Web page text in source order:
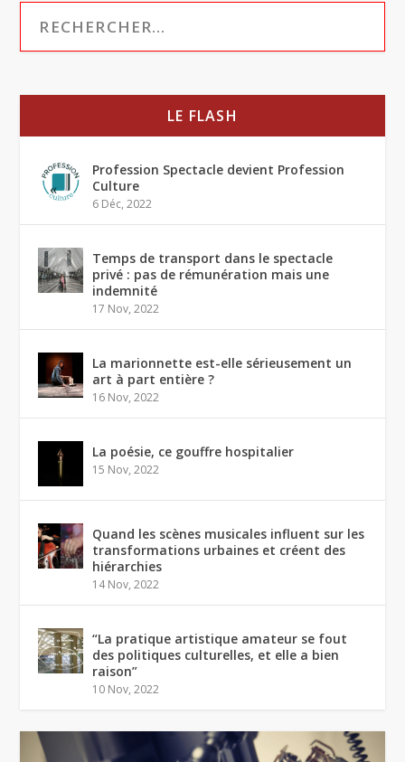
LE FLASH
Profession Spectacle devient Profession
Culture
6 Déc, 2022
Temps de transport dans le spectacle
privé : pas de rémunération mais une
indemnité
17 Nov, 2022
La marionnette est-elle sérieusement un
art à part entière ?
16 Nov, 2022
La poésie, ce gouffre hospitalier
15 Nov, 2022
Quand les scènes musicales influent sur les
transformations urbaines et créent des
hiérarchies
14 Nov, 2022
“La pratique artistique amateur se fout
des politiques culturelles, et elle a bien
raison”
10 Nov, 2022